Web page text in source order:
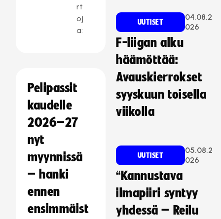
rt
oj
a:
Pelipassit
kaudelle
2026–27
nyt
myynnissä
– hanki
ennen
ensimmäist
UUTISET
04.08.2
026
F-liigan alku
häämöttää:
Avauskierrokset
syyskuun toisella
viikolla
UUTISET
05.08.2
026
“Kannustava
ilmapiiri syntyy
yhdessä – Reilu